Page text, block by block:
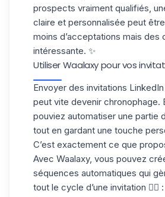
prospects vraiment qualifiés,
claire et personnalisée peut
moins d’acceptations mais des
intéressante. ✨
Utiliser Waalaxy pour vos
Envoyer des invitations
peut vite devenir chronophage.
pouviez automatiser une partie
tout en gardant une touche
C’est exactement ce que
Avec Waalaxy, vous pouvez
séquences automatiques qui
tout le cycle d’une invitation 👇🏻 :